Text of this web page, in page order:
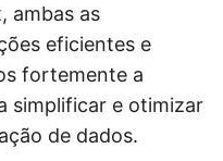
ambas as
eficientes e
fortemente a
simplificar e otimizar
de dados.